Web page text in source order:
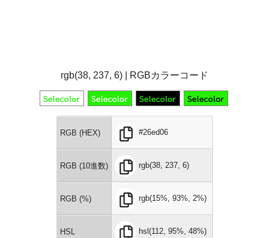
rgb(38, 237, 6) | RGBカラーコード
RGB (HEX) #26ed06
RGB (10進数) rgb(38, 237, 6)
RGB (%) rgb(15%, 93%, 2%)
HSL hsl(112, 95%, 48%)